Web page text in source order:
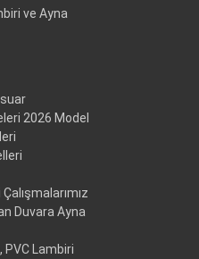
ve Ayna
2026 Model
Duvara Ayna
PVC Lambiri